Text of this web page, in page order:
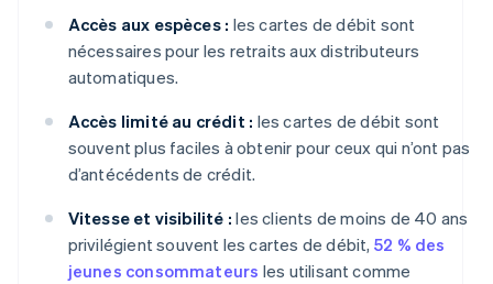
Accès aux espèces : les cartes de débit sont
nécessaires pour les retraits aux distributeurs
automatiques.
Accès limité au crédit : les cartes de débit sont
souvent plus faciles à obtenir pour ceux qui n’ont pas
d’antécédents de crédit.
Vitesse et visibilité : les clients de moins de 40 ans
privilégient souvent les cartes de débit, 52 % des
jeunes consommateurs les utilisant comme